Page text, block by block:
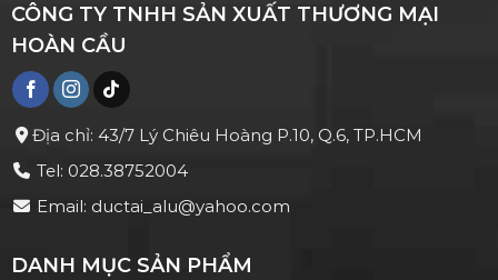
CÔNG TY TNHH SẢN XUẤT THƯƠNG MẠI
HOÀN CẦU
Địa chỉ: 43/7 Lý Chiêu Hoàng P.10, Q.6, TP.HCM
Tel: 028.38752004
Email: ductai_alu@yahoo.com
DANH MỤC SẢN PHẨM